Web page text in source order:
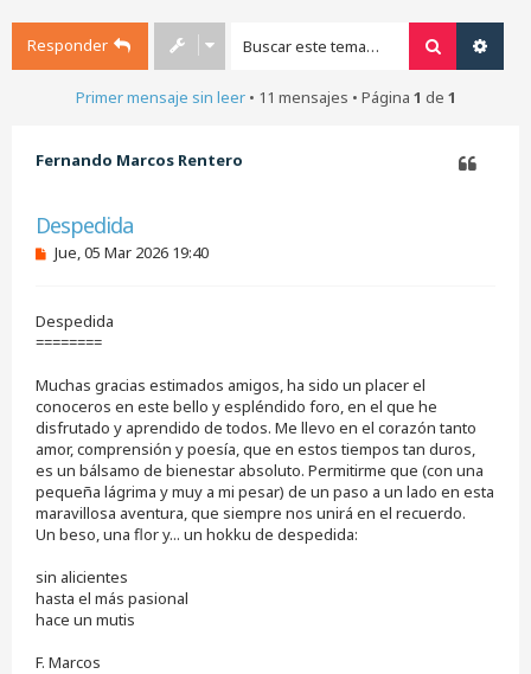
Responder Buscar
Primer mensaje sin leer• 11 mensajes • Página 1 de 1
Fernando Marcos Rentero
Despedida
M
e
a
j
i
n
l
e
e
r
Jue, 05 Mar 2026 19:40
Despedida
========
Muchas gracias estimados amigos, ha sido un placer el
conoceros en este bello y espléndido foro, en el que he
disfrutado y aprendido de todos. Me llevo en el corazón tanto
amor, comprensión y poesía, que en estos tiempos tan duros,
es un bálsamo de bienestar absoluto. Permitirme que (con una
pequeña lágrima y muy a mi pesar) de un paso a un lado en esta
maravillosa aventura, que siempre nos unirá en el recuerdo.
Un beso, una flor y... un hokku de despedida:
sin alicientes
hasta el más pasional
hace un mutis
F. Marcos